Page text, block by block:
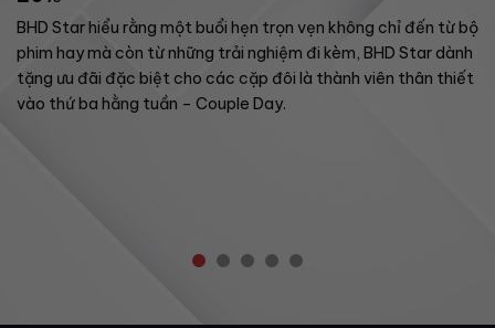
BHD Star hiểu rằng một buổi hẹn trọn vẹn không chỉ đến từ bộ
phim hay mà còn từ những trải nghiệm đi kèm, BHD Star dành
tặng ưu đãi đặc biệt cho các cặp đôi là thành viên thân thiết
vào thứ ba hằng tuần – Couple Day.